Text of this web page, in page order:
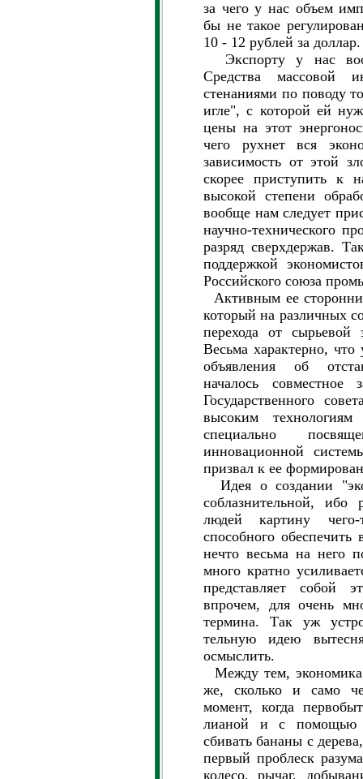
за чего у нас объем
бы не такое
10 - 12 рублей за доллар.
Экспорту у нас
Средства массовой
стенаниями по поводу
игле", с которой ей
цены на этот
чего рухнет вся
зависимость от этой
скорее приступить к
высокой степени
вообще нам следует
научно-технического
разряд сверхдержав.
поддержкой
Российского союза
Активным ее
который на различных
перехода от
Весьма характерно,
объявления об
началось совместное
Государственного
высоким
специально
инновационной
призвал к ее
Идея о создании
соблазнительной, ибо
людей картину
способного
нечто весьма на него
много кратно
представляет собой
впрочем, для очень
термина. Так уж
тельную идею
осмыслить.
Между тем, экономика
же, сколько и само
момент, когда
лианой и с помощью
сбивать бананы с
первый проблеск
колесо, рычаг,